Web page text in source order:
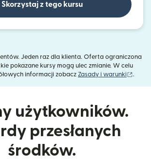
Skorzystaj z tego kursu
Jeden raz dla klienta. Oferta ograniczona
pokazane kursy mogą ulec zmianie. W celu
informacji zobacz Zasady i warunki .
użytkowników.
przesłanych
środków.